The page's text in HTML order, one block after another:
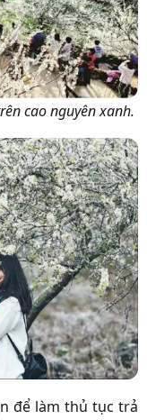
cao nguyên xanh.
để làm thủ tục trả